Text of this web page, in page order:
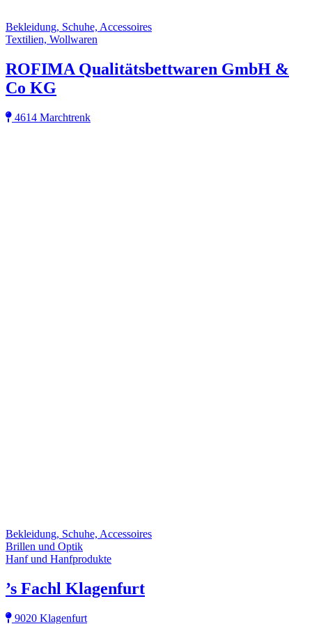
Bekleidung, Schuhe, Accessoires
Textilien, Wollwaren
ROFIMA Qualitätsbettwaren GmbH &
Co KG
4614 Marchtrenk
Bekleidung, Schuhe, Accessoires
Brillen und Optik
Hanf und Hanfprodukte
’s Fachl Klagenfurt
9020 Klagenfurt